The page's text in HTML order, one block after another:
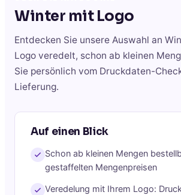
Winter mit Logo
Entdecken Sie unsere Auswahl an
Logo veredelt, schon ab kleinen
Sie persönlich vom Druckdaten-
Lieferung.
Auf einen Blick
Schon ab kleinen Mengen
gestaffelten Mengenpreisen
Veredelung mit Ihrem Logo: